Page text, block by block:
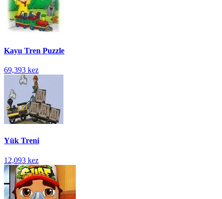
Kayu Tren Puzzle
69,393 kez
Yük Treni
12,093 kez